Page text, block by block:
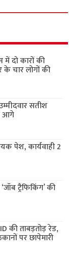
में दो कारों की
के चार लोगों की
सतीश
आगे
पेश, कार्यवाही 2
ट्रैफिकिंग’ की
की ताबड़तोड़ रेड,
पर छापेमारी